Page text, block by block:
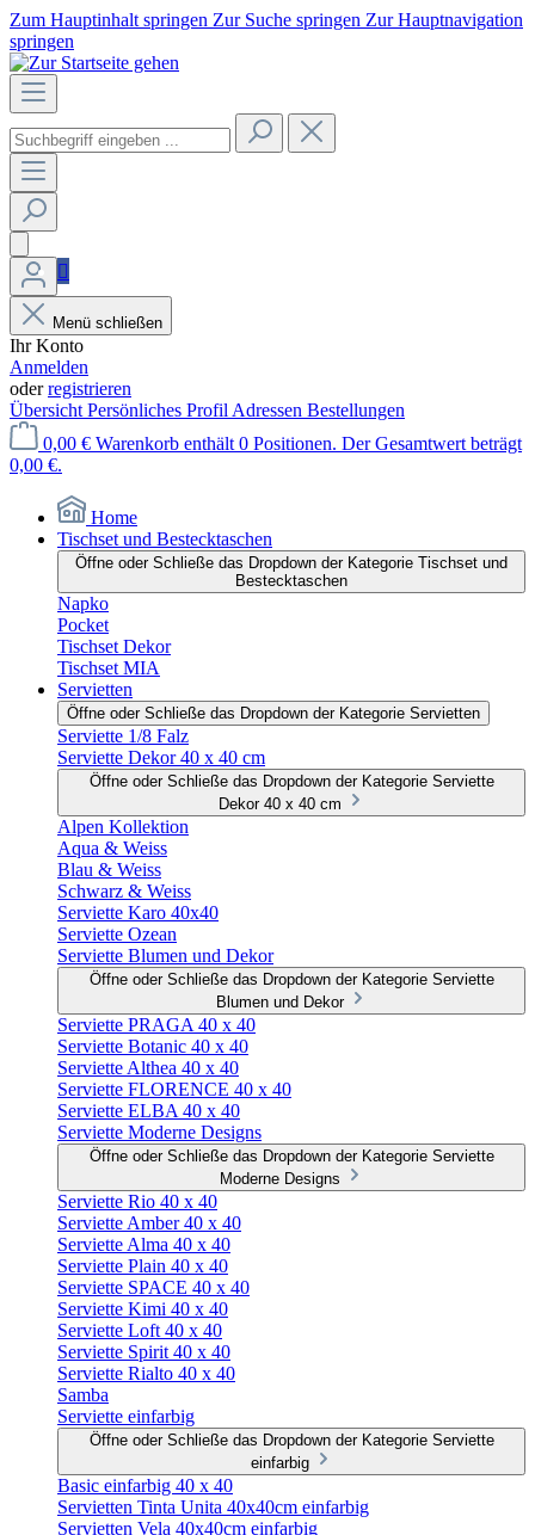
Zum Hauptinhalt springen Zur Suche springen Zur Hauptnavigation
springen
Menü schließen
Ihr Konto
Anmelden
oderregistrieren
Übersicht Persönliches Profil Adressen Bestellungen
0,00 € Warenkorb enthält 0 Positionen. Der Gesamtwert beträgt
0,00 €.
Home
Tischset und Bestecktaschen
Öffne oder Schließe das Dropdown der Kategorie Tischset und
Bestecktaschen
Napko
Pocket
Tischset Dekor
Tischset MIA
Servietten
Öffne oder Schließe das Dropdown der Kategorie Servietten
Serviette 1/8 Falz
Serviette Dekor 40 x 40 cm
Öffne oder Schließe das Dropdown der Kategorie Serviette
Dekor 40 x 40 cm
Alpen Kollektion
Aqua & Weiss
Blau & Weiss
Schwarz & Weiss
Serviette Karo 40x40
Serviette Ozean
Serviette Blumen und Dekor
Öffne oder Schließe das Dropdown der Kategorie Serviette
Blumen und Dekor
Serviette PRAGA 40 x 40
Serviette Botanic 40 x 40
Serviette Althea 40 x 40
Serviette FLORENCE 40 x 40
Serviette ELBA 40 x 40
Serviette Moderne Designs
Öffne oder Schließe das Dropdown der Kategorie Serviette
Moderne Designs
Serviette Rio 40 x 40
Serviette Amber 40 x 40
Serviette Alma 40 x 40
Serviette Plain 40 x 40
Serviette SPACE 40 x 40
Serviette Kimi 40 x 40
Serviette Loft 40 x 40
Serviette Spirit 40 x 40
Serviette Rialto 40 x 40
Samba
Serviette einfarbig
Öffne oder Schließe das Dropdown der Kategorie Serviette
einfarbig
Basic einfarbig 40 x 40
Servietten Tinta Unita 40x40cm einfarbig
Servietten Vela 40x40cm einfarbig